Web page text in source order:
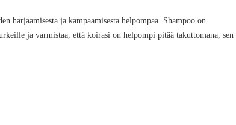
harjaamisesta ja kampaamisesta helpompaa. Shampoo on
ja varmistaa, että koirasi on helpompi pitää takuttomana, sen